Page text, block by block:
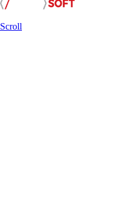
Scroll